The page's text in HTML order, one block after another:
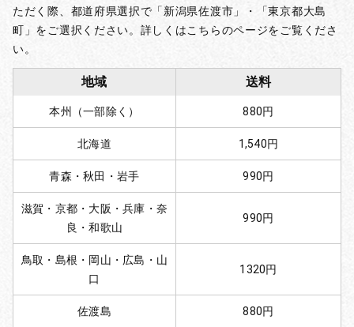
ただく際、都道府県選択で「新潟県佐渡市」・「東京都大島
町」をご選択ください。詳しくはこちらのページをご覧くださ
い。
地域 送料
本州（一部除く） 880円
北海道 1,540円
青森・秋田・岩手 990円
滋賀・京都・大阪・兵庫・奈
良・和歌山
990円
鳥取・島根・岡山・広島・山
口
1320円
佐渡島 880円